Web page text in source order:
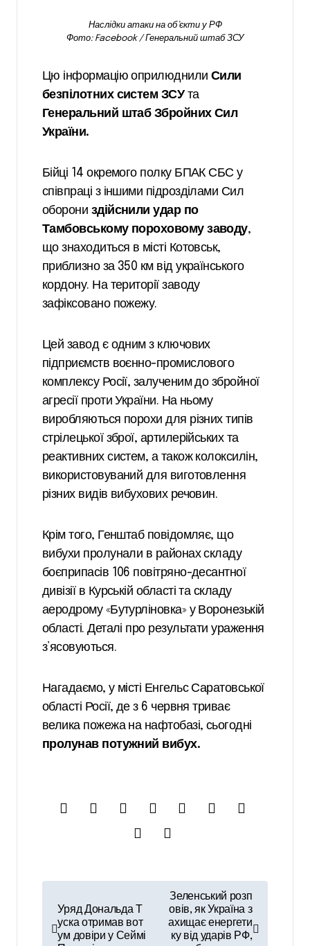
Наслідки атаки на об’єкти у РФ
Фото: Facebook / Генеральний штаб ЗСУ
Цю інформацію оприлюднили Сили
безпілотних систем ЗСУта
Генеральний штаб Збройних Сил
України.
Бійці 14 окремого полку БПАК СБС у
співпраці з іншими підрозділами Сил
оборони здійснили удар по
Тамбовському пороховому заводу,
що знаходиться в місті Котовськ,
приблизно за 350 км від українського
кордону. На території заводу
зафіксовано пожежу.
Цей завод є одним з ключових
підприємств воєнно-промислового
комплексу Росії, залученим до збройної
агресії проти України. На ньому
виробляються порохи для різних типів
стрілецької зброї, артилерійських та
реактивних систем, а також колоксилін,
використовуваний для виготовлення
різних видів вибухових речовин.
Крім того, Генштаб повідомляє, що
вибухи пролунали в районах складу
боєприпасів 106 повітряно-десантної
дивізії в Курській області та складу
аеродрому «Бутурліновка» у Воронезькій
області. Деталі про результати ураження
з’ясовуються.
Нагадаємо, у місті Енгельс Саратовської
області Росії, де з 6 червня триває
велика пожежа на нафтобазі, сьогодні
пролунав потужний вибух.
в
Уряд Дональда Т
уска отримав вот
ум довіри у Сеймі
Зеленський розп
овів, як Україна з
ахищає енергети
ку від ударів РФ,